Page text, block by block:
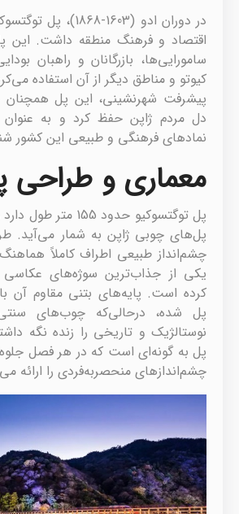
در دوران ادو (1603-
اقتصاد و فرهنگ منطقه داشت. این
سامورایی‌ها، بازرگانان و راهبان
کیوتو و مناطق دیگر از آن استفاده
پیشرفت شهرنشینی، این پل همچنان
دل مردم ژاپن حفظ کرد و به
نمادهای فرهنگی و طبیعی این کشور
معماری و طراحی
پل توگتسوکیو حدود
پل‌های چوبی ژاپن به شمار می‌آید.
چشم‌انداز طبیعی اطراف کاملاً
یکی از جذاب‌ترین سوژه‌های عکاسی
کرده است. پایه‌های بتنی مقاوم آن
پل شده، درحالی‌که چوب‌های
نوستالژیک و تاریخی را زنده نگه
پل به گونه‌ای است که در هر فصل
چشم‌اندازهای منحصر‌به‌فردی را ارائه